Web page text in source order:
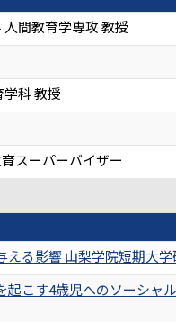
間教育学専攻 教授
科 教授
スーパーバイザー
る影響 山梨学院短期大
こす4歳児へのソーシャ